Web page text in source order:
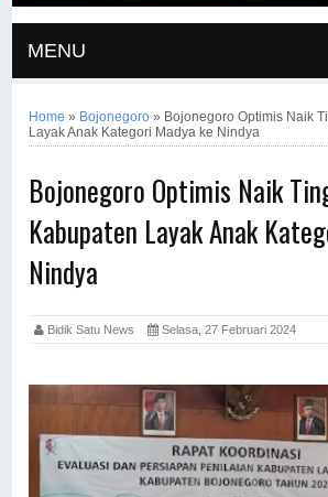
MENU
Home » Bojonegoro » Bojonegoro Optimis Naik
Layak Anak Kategori Madya ke Nindya
Bojonegoro Optimis Naik
Kabupaten Layak Anak
Nindya
Bidik Satu News Selasa, 27 Februari 2024